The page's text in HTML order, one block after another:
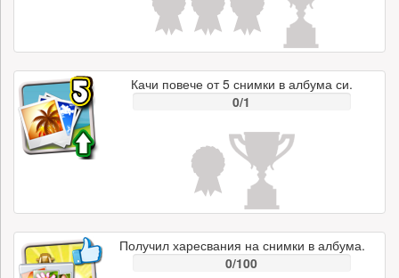
Качи повече от 5 снимки в албума си.
0/1
Получил харесвания на снимки в албума.
0/100